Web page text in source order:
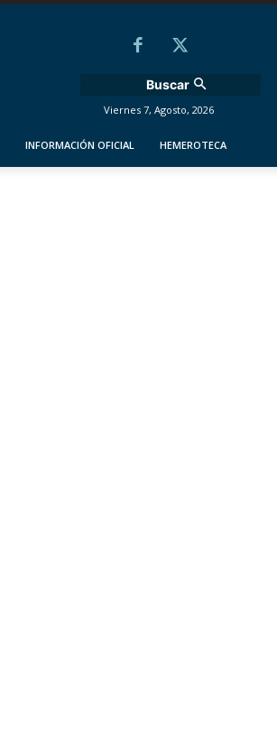
Buscar
Viernes 7, Agosto, 2026
INFORMACIÓN OFICIAL HEMEROTECA